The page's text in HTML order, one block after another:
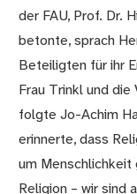
der FAU, Prof. Dr.
betonte, sprach
Beteiligten für ihr
Frau Trinkl und
folgte Jo-Achim
erinnerte, dass
um Menschlichkeit
Religion – wir sind